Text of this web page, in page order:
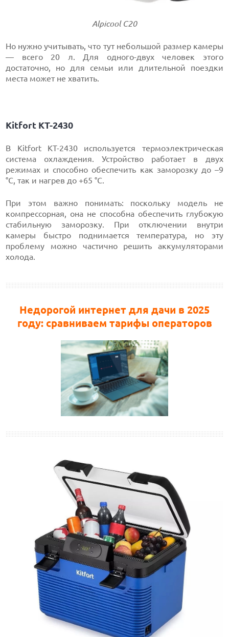
Alpicool С20
Но нужно учитывать, что тут небольшой размер камеры
— всего 20 л. Для одного-двух человек этого
достаточно, но для семьи или длительной поездки
места может не хватить.
Kitfort КТ-2430
В Kitfort КТ-2430 используется термоэлектрическая
система охлаждения. Устройство работает в двух
режимах и способно обеспечить как заморозку до –9
°C, так и нагрев до +65 °C.
При этом важно понимать: поскольку модель не
компрессорная, она не способна обеспечить глубокую
стабильную заморозку. При отключении внутри
камеры быстро поднимается температура, но эту
проблему можно частично решить аккумуляторами
холода.
Недорогой интернет для дачи в 2025
году: сравниваем тарифы операторов